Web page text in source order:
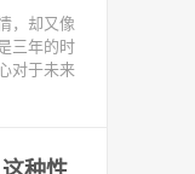
，却又像
三年的时
对于未来